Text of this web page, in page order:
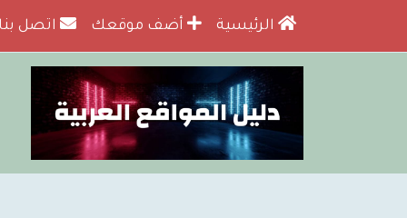
الرئيسية أضف موقعك اتصل بنا